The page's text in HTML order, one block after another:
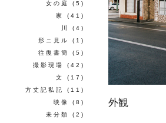
外観
女の庭
(5)
家
(41)
川
(4)
形ニ見ル
(1)
往復書簡
(5)
撮影現場
(42)
文
(17)
方丈記私記
(11)
映像
(8)
未分類
(2)